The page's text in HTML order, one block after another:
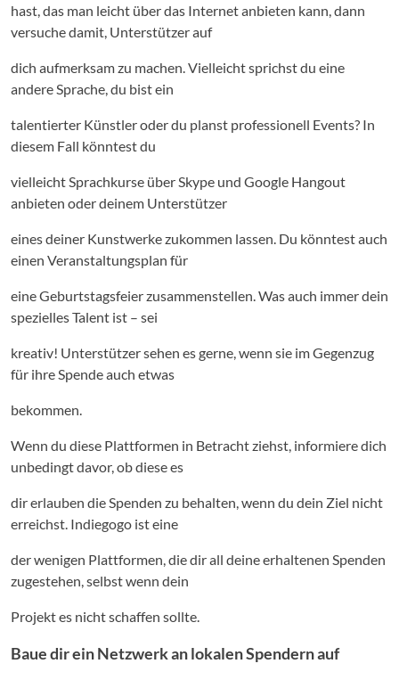
hast, das man leicht über das Internet anbieten kann, dann
versuche damit, Unterstützer auf
dich aufmerksam zu machen. Vielleicht sprichst du eine
andere Sprache, du bist ein
talentierter Künstler oder du planst professionell Events? In
diesem Fall könntest du
vielleicht Sprachkurse über Skype und Google Hangout
anbieten oder deinem Unterstützer
eines deiner Kunstwerke zukommen lassen. Du könntest auch
einen Veranstaltungsplan für
eine Geburtstagsfeier zusammenstellen. Was auch immer dein
spezielles Talent ist – sei
kreativ! Unterstützer sehen es gerne, wenn sie im Gegenzug
für ihre Spende auch etwas
bekommen.
Wenn du diese Plattformen in Betracht ziehst, informiere dich
unbedingt davor, ob diese es
dir erlauben die Spenden zu behalten, wenn du dein Ziel nicht
erreichst. Indiegogo ist eine
der wenigen Plattformen, die dir all deine erhaltenen Spenden
zugestehen, selbst wenn dein
Projekt es nicht schaffen sollte.
Baue dir ein Netzwerk an lokalen Spendern auf